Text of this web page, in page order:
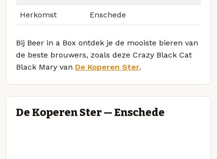
Herkomst Enschede
Bij Beer in a Box ontdek je de mooiste bieren van
de beste brouwers, zoals deze Crazy Black Cat
Black Mary van De Koperen Ster.
De Koperen Ster — Enschede